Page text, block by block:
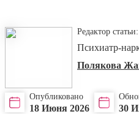
Редактор статьи:
Психиатр-
Полякова
Опубликовано
18 Июня 2026 30